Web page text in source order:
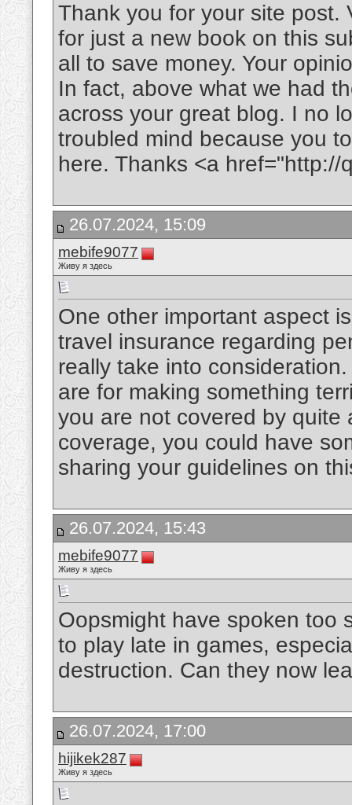
Thank you for your site post.
for just a new book on this
all to save money. Your
In fact, above what we had
across your great blog. I no
troubled mind because you
here. Thanks <a
26.07.2024, 15:09
mebife9077
Живу я здесь
One other important aspect
travel insurance regarding
really take into
are for making something
you are not covered by quite
coverage, you could have
sharing your guidelines on
26.07.2024, 15:43
mebife9077
Живу я здесь
Oopsmight have spoken too
to play late in games,
destruction. Can they now
26.07.2024, 17:00
hijikek287
Живу я здесь